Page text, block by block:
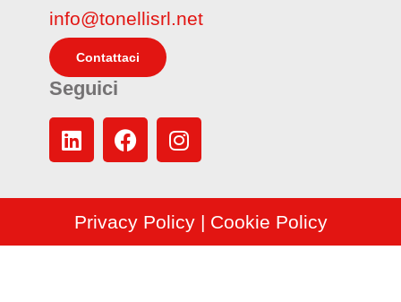
info@tonellisrl.net
Contattaci
Seguici
Privacy Policy| Cookie Policy